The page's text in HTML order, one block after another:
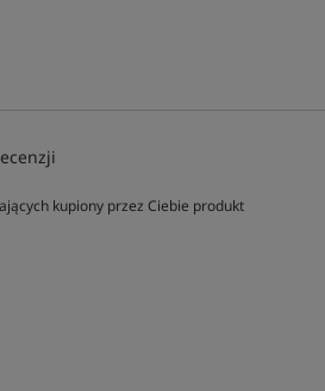
kupiony przez Ciebie produkt